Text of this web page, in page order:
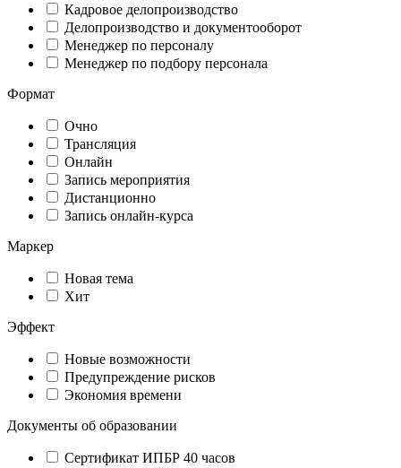
Кадровое делопроизводство
Делопроизводство и документооборот
Менеджер по персоналу
Менеджер по подбору персонала
Формат
Очно
Трансляция
Онлайн
Запись мероприятия
Дистанционно
Запись онлайн-курса
Маркер
Новая тема
Хит
Эффект
Новые возможности
Предупреждение рисков
Экономия времени
Документы об образовании
Сертификат ИПБР 40 часов